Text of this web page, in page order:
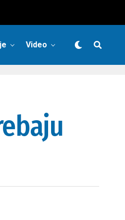
Video